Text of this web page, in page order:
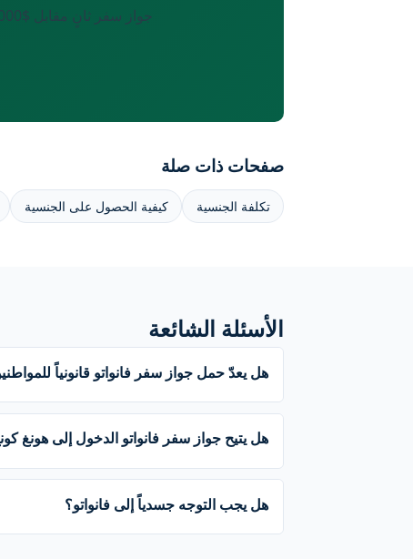
جواز سفر ثانٍ مقابل $130,000 في 45–60 يوماً. صفر ضرائب. الوصول إلى 130+ وجهة. دليل شامل للمواطنين الصينيين.
صفحات ذات صلة
تكلفة الجنسية كيفية الحصول على الجنسية
الأسئلة الشائعة
هل يعدّ حمل جواز سفر فانواتو قانونياً
هل يتيح جواز سفر فانواتو الدخول إلى هونغ
هل يجب التوجه جسدياً إلى فانواتو؟